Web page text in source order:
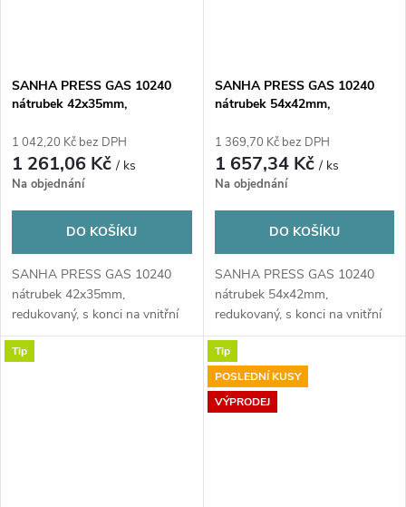
SANHA PRESS GAS 10240
nátrubek 42x35mm,
lisování, plyn, měď
1 042,20 Kč bez DPH
1 261,06 Kč/ ks
Na objednání
DO KOŠÍKU
SANHA PRESS GAS 10240
nátrubek 42x35mm,
redukovaný, s konci na vnitřní
lisování, plyn, měď
SANHA PRESS GAS 10240
nátrubek 54x42mm,
lisování, plyn, měď
1 369,70 Kč bez DPH
1 657,34 Kč/ ks
Na objednání
DO KOŠÍKU
SANHA PRESS GAS 10240
nátrubek 54x42mm,
redukovaný, s konci na vnitřní
lisování, plyn, měď
Tip
Tip
POSLEDNÍ KUSY
VÝPRODEJ